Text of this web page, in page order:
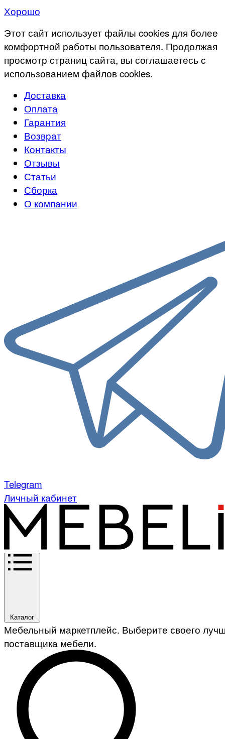
Хорошо
Этот сайт использует файлы cookies для более
комфортной работы пользователя. Продолжая
просмотр страниц сайта, вы соглашаетесь с
использованием файлов cookies.
Доставка
Оплата
Гарантия
Возврат
Контакты
Отзывы
Статьи
Сборка
О компании
Telegram
Личный кабинет
Каталог
Мебельный маркетплейс. Выберите своего
поставщика мебели.